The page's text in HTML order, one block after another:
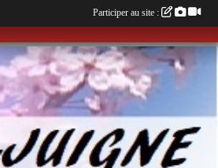
Participer au site :